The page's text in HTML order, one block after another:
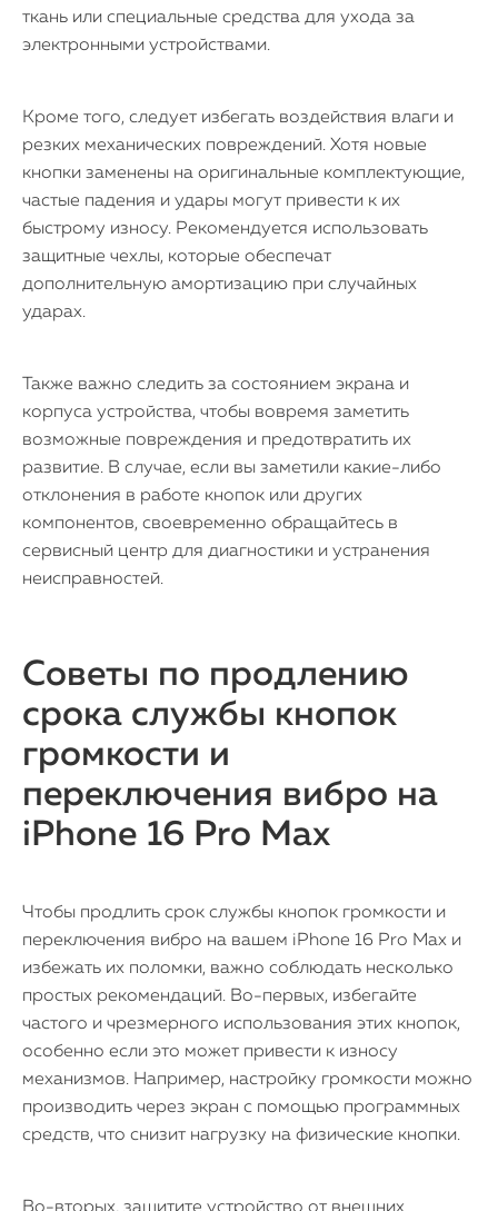
ткань или специальные средства для ухода за
электронными устройствами.
Кроме того, следует избегать воздействия влаги и
резких механических повреждений. Хотя новые
кнопки заменены на оригинальные комплектующие,
частые падения и удары могут привести к их
быстрому износу. Рекомендуется использовать
защитные чехлы, которые обеспечат
дополнительную амортизацию при случайных
ударах.
Также важно следить за состоянием экрана и
корпуса устройства, чтобы вовремя заметить
возможные повреждения и предотвратить их
развитие. В случае, если вы заметили какие-либо
отклонения в работе кнопок или других
компонентов, своевременно обращайтесь в
сервисный центр для диагностики и устранения
неисправностей.
Советы по продлению
срока службы кнопок
громкости и
переключения вибро на
iPhone 16 Pro Max
Чтобы продлить срок службы кнопок громкости и
переключения вибро на вашем iPhone 16 Pro Max и
избежать их поломки, важно соблюдать несколько
простых рекомендаций. Во-первых, избегайте
частого и чрезмерного использования этих кнопок,
особенно если это может привести к износу
механизмов. Например, настройку громкости можно
производить через экран с помощью программных
средств, что снизит нагрузку на физические кнопки.